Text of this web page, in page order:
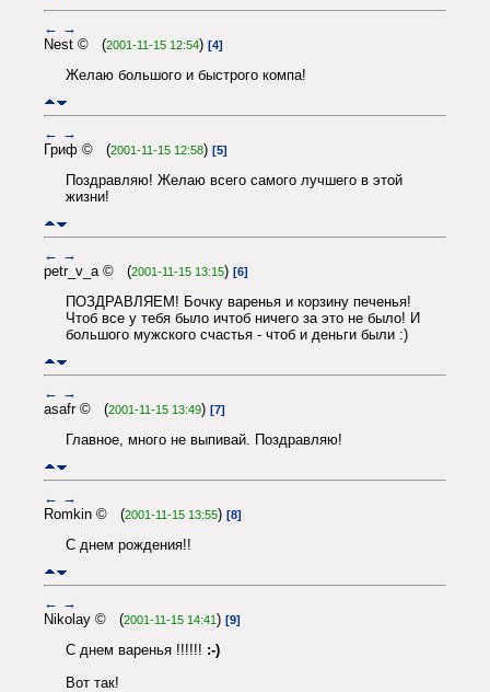
← →
Nest © (2001-11-15 12:54) [4]
Желаю большого и быстрого компа!
← →
Гриф © (2001-11-15 12:58) [5]
Поздравляю! Желаю всего самого лучшего в этой
жизни!
← →
petr_v_a © (2001-11-15 13:15) [6]
ПОЗДРАВЛЯЕМ! Бочку варенья и корзину печенья!
Чтоб все у тебя было ичтоб ничего за это не было! И
большого мужского счастья - чтоб и деньги были :)
← →
asafr © (2001-11-15 13:49) [7]
Главное, много не выпивай. Поздравляю!
← →
Romkin © (2001-11-15 13:55) [8]
С днем рождения!!
← →
Nikolay © (2001-11-15 14:41) [9]
С днем варенья !!!!!! :-)
Вот так!